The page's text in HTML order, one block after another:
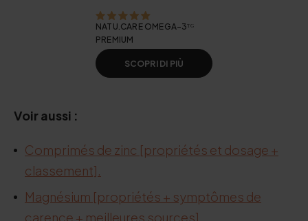
NATU.CARE OMEGA-3ᵀᴳ
PREMIUM
SCOPRI DI PIÙ
Voir aussi :
Comprimés de zinc [propriétés et dosage +
classement].
Magnésium [propriétés + symptômes de
carence + meilleures sources].